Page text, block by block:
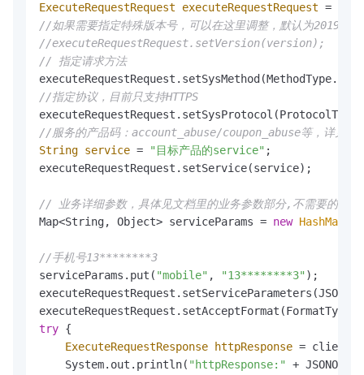
ExecuteRequestRequest
executeRequestRequest =
//如果需要指定特殊版本号，可以在这里调整，默认为2019-
//executeRequestRequest.setVersion(version);
// 指定请求方法
//指定协议，目前只支持HTTPS
//服务的产品码：account_abuse/coupon_abuse等，详见文
String service = "目标产品的service" ;
executeRequestRequest.setService(service);
// 业务详细参数，具体见文档里的业务参数部分,不需要的参数
Map<String, Object> serviceParams = new HashMap
//手机号13********3
serviceParams.put( "mobile" , "13********3" );
try {
ExecuteRequestResponse
httpResponse =
    System.out.println(
"httpResponse:"
+